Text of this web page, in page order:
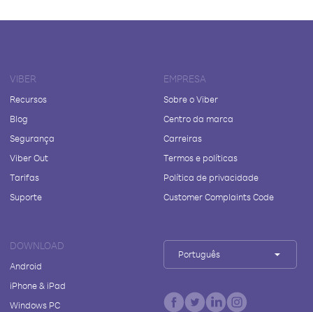
VIBER
Recursos
Blog
Segurança
Viber Out
Tarifas
Suporte
EMPRESA
Sobre o Viber
Centro da marca
Carreiras
Termos e políticas
Política de privacidade
Customer Complaints Code
DOWNLOAD
Android
iPhone & iPad
Windows PC
Português